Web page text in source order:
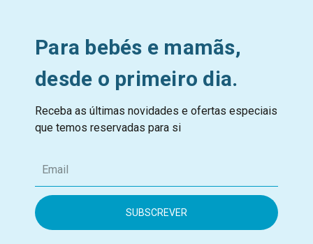
Para bebés e mamãs,
desde o primeiro dia.
Receba as últimas novidades e ofertas especiais
que temos reservadas para si
m
i